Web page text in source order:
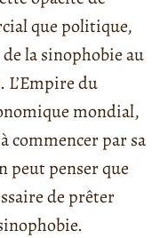
que politique,
la sinophobie au
du
mondial,
commencer par sa
peut penser que
de prêter